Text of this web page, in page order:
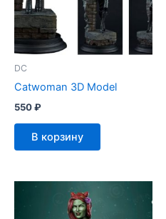
DC
Catwoman 3D Model
550₽
В корзину